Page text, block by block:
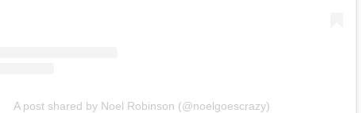
A post shared by Noel Robinson (@noelgoescrazy)